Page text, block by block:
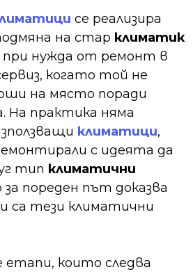
се реализира
на стар климатик
при нужда от ремонт в
когато той не
на място поради
На практика няма
климатици,
с идеята да
тип климатични
за пореден път доказва
са тези климатични
които следва